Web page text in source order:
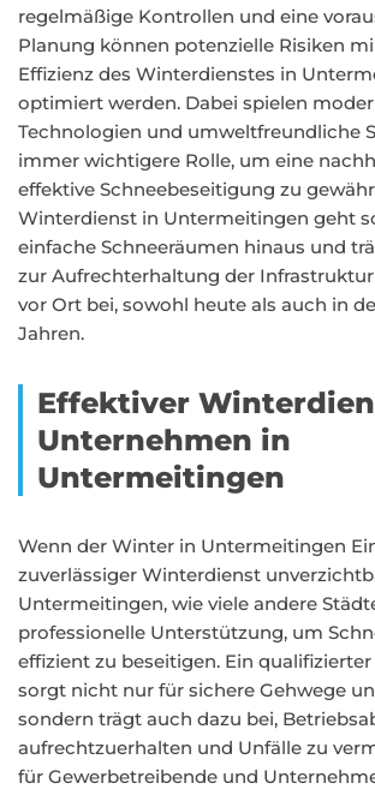
regelmäßige Kontrollen und eine
Planung können potenzielle Risiken
Effizienz des Winterdienstes in
optimiert werden. Dabei spielen
Technologien und umweltfreundliche
immer wichtigere Rolle, um eine
effektive Schneebeseitigung zu
Winterdienst in Untermeitingen geht
einfache Schneeräumen hinaus und
zur Aufrechterhaltung der
vor Ort bei, sowohl heute als auch in
Jahren.
Effektiver
Unternehmen in
Untermeitingen
Wenn der Winter in Untermeitingen
zuverlässiger Winterdienst
Untermeitingen, wie viele andere
professionelle Unterstützung, um
effizient zu beseitigen. Ein
sorgt nicht nur für sichere Gehwege
sondern trägt auch dazu bei,
aufrechtzuerhalten und Unfälle zu
für Gewerbetreibende und